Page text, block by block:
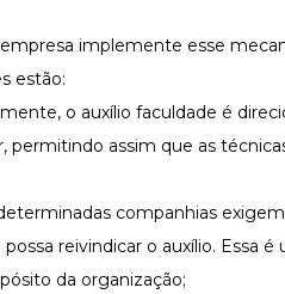
implemente esse
estão:
o auxílio faculdade é
permitindo assim que as
companhias
reivindicar o auxílio. Essa
da organização;